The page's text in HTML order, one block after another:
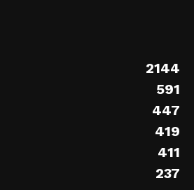
2144
591
447
419
411
237